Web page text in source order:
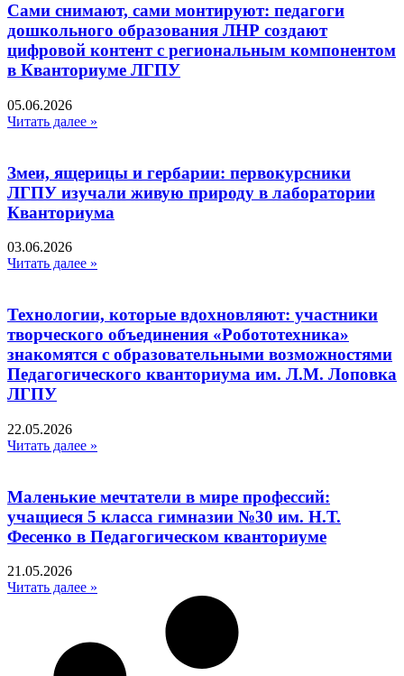
Сами снимают, сами монтируют: педагоги
дошкольного образования ЛНР создают
цифровой контент с региональным компонентом
в Кванториуме ЛГПУ​
05.06.2026
Читать далее »
Змеи, ящерицы и гербарии: первокурсники
ЛГПУ изучали живую природу в лаборатории
Кванториума
03.06.2026
Читать далее »
Технологии, которые вдохновляют: участники
творческого объединения «Робототехника»
знакомятся с образовательными возможностями
Педагогического кванториума им. Л.М. Лоповка
ЛГПУ
22.05.2026
Читать далее »
Маленькие мечтатели в мире профессий:
учащиеся 5 класса гимназии №30 им. Н.Т.
Фесенко в Педагогическом кванториуме
21.05.2026
Читать далее »